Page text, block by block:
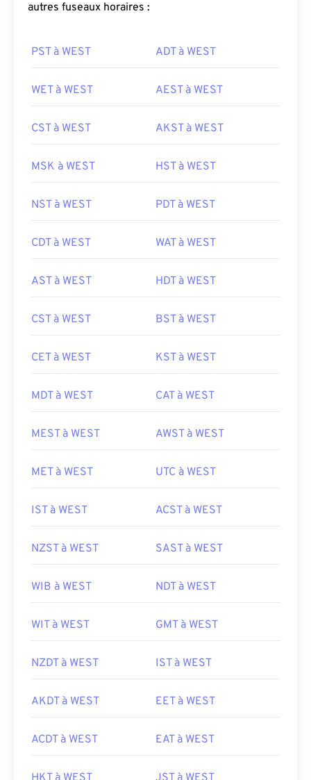
autres fuseaux horaires :
PST à WEST ADT à WEST
WET à WEST AEST à WEST
CST à WEST AKST à WEST
MSK à WEST HST à WEST
NST à WEST PDT à WEST
CDT à WEST WAT à WEST
AST à WEST HDT à WEST
CST à WEST BST à WEST
CET à WEST KST à WEST
MDT à WEST CAT à WEST
MEST à WEST AWST à WEST
MET à WEST UTC à WEST
IST à WEST ACST à WEST
NZST à WEST SAST à WEST
WIB à WEST NDT à WEST
WIT à WEST GMT à WEST
NZDT à WEST IST à WEST
AKDT à WEST EET à WEST
ACDT à WEST EAT à WEST